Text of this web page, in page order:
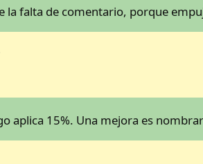
la falta de comentario, porque
aplica 15%. Una mejora es